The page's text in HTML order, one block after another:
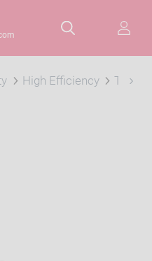
High Efficiency Typ